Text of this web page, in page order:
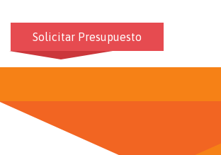
Solicitar Presupuesto